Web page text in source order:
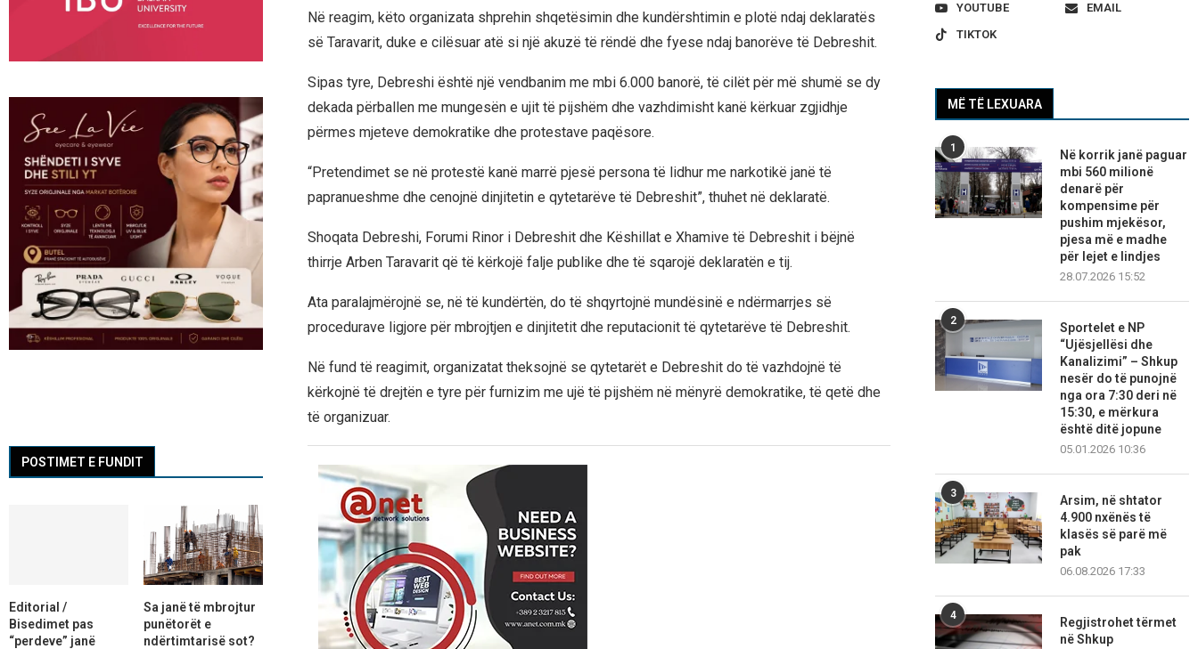
Në reagim, këto organizata shprehin shqetësimin dhe kundërshtimin e plotë ndaj deklaratës
së Taravarit, duke e cilësuar atë si një akuzë të rëndë dhe fyese ndaj banorëve të Debreshit.
Sipas tyre, Debreshi është një vendbanim me mbi 6.000 banorë, të cilët për më shumë se dy
dekada përballen me mungesën e ujit të pijshëm dhe vazhdimisht kanë kërkuar zgjidhje
përmes mjeteve demokratike dhe protestave paqësore.
“Pretendimet se në protestë kanë marrë pjesë persona të lidhur me narkotikë janë të
papranueshme dhe cenojnë dinjitetin e qytetarëve të Debreshit”, thuhet në deklaratë.
Shoqata Debreshi, Forumi Rinor i Debreshit dhe Këshillat e Xhamive të Debreshit i bëjnë
thirrje Arben Taravarit që të kërkojë falje publike dhe të sqarojë deklaratën e tij.
Ata paralajmërojnë se, në të kundërtën, do të shqyrtojnë mundësinë e ndërmarrjes së
procedurave ligjore për mbrojtjen e dinjitetit dhe reputacionit të qytetarëve të Debreshit.
Në fund të reagimit, organizatat theksojnë se qytetarët e Debreshit do të vazhdojnë të
kërkojnë të drejtën e tyre për furnizim me ujë të pijshëm në mënyrë demokratike, të qetë dhe
të organizuar.
YOUTUBE
EMAIL
TIKTOK
MË TË LEXUARA
1
Në korrik janë paguar
mbi 560 milionë
denarë për
kompensime për
pushim mjekësor,
pjesa më e madhe
për lejet e lindjes
28.07.2026 15:52
2
Sportelet e NP
“Ujësjellësi dhe
Kanalizimi” – Shkup
nesër do të punojnë
nga ora 7:30 deri në
15:30, e mërkura
është ditë jopune
05.01.2026 10:36
3
Arsim, në shtator
4.900 nxënës të
klasës së parë më
pak
06.08.2026 17:33
4
Regjistrohet tërmet
në Shkup
POSTIMET E FUNDIT
Editorial /
Bisedimet pas
“perdeve” janë
Sa janë të mbrojtur
punëtorët e
ndërtimtarisë sot?